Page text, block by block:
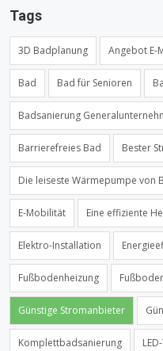
Tags
3D Badplanung Angebot E-
Bad Bad für Senioren
Badsanierung
Barrierefreies Bad Bester
Die leiseste Wärmepumpe von
E-Mobilität Eine effiziente
Elektro-Installation
Fußbodenheizung
Günstige Stromanbieter
Komplettbadsanierung